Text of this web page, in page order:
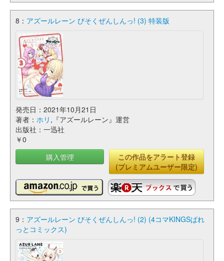
8： アズールレーン びそくぜんしんっ! (3) 特装版
発売日：2021年10月21日
著者： ホリ ,『アズールレーン』運営
出版社：一迅社
￥0
購入管理
この作品をアラート登録
(プレミアムユーザー限定)
9： アズールレーン びそくぜんしんっ! (2) (4コマKINGSぱれ
っとコミックス)